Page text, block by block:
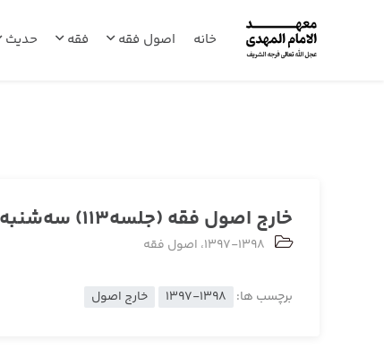
خانه اصول فقه فقه حدیث
خارج اصول فقه (جلسه113) سه‌شنبه 1398/01/20
1397-1398، اصول فقه
برچسب ها: 1397-1398 خارج اصول